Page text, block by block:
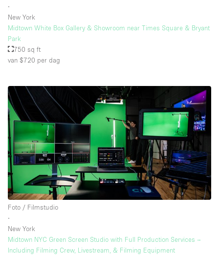
∙
New York
Midtown White Box Gallery & Showroom near Times Square & Bryant
Park
750 sq ft
van $720 per dag
Foto / Filmstudio
∙
New York
Midtown NYC Green Screen Studio with Full Production Services –
Including Filming Crew, Livestream, & Filming Equipment